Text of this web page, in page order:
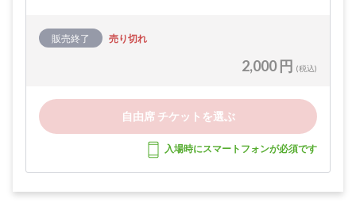
販売終了 売り切れ
2,000 円 (税込)
自由席 チケットを選ぶ
入場時にスマートフォンが必須です